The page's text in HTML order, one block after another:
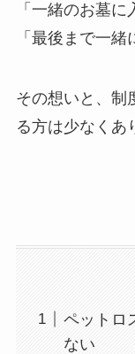
「一緒のお墓に
「最後まで一緒
その想いと、制
る方は少なくあ
ペットロ
ない